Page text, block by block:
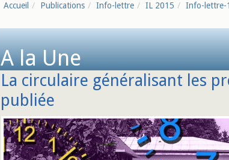
Accueil Publications Info-lettre IL 2015 Info-lettre-
A la Une
La circulaire généralisant les
publiée